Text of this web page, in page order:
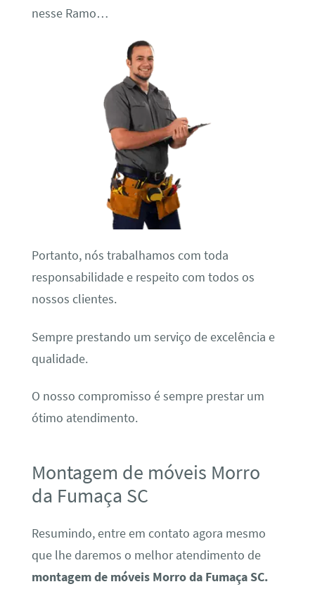
nesse Ramo…
Portanto, nós trabalhamos com toda
responsabilidade e respeito com todos os
nossos clientes.
Sempre prestando um serviço de excelência e
qualidade.
O nosso compromisso é sempre prestar um
ótimo atendimento.
Montagem de móveis Morro
da Fumaça SC
Resumindo, entre em contato agora mesmo
que lhe daremos o melhor atendimento de
montagem de móveis Morro da Fumaça SC.